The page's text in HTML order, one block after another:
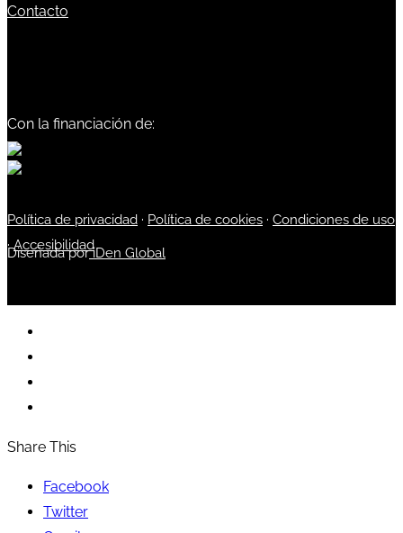
Contacto
Con la financiación de:
Política de privacidad · Política de cookies · Condiciones de uso
·Accesibilidad
Diseñada poriDen Global
Share This
Facebook
Twitter